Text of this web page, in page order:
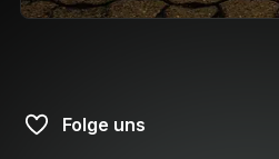
Folge uns